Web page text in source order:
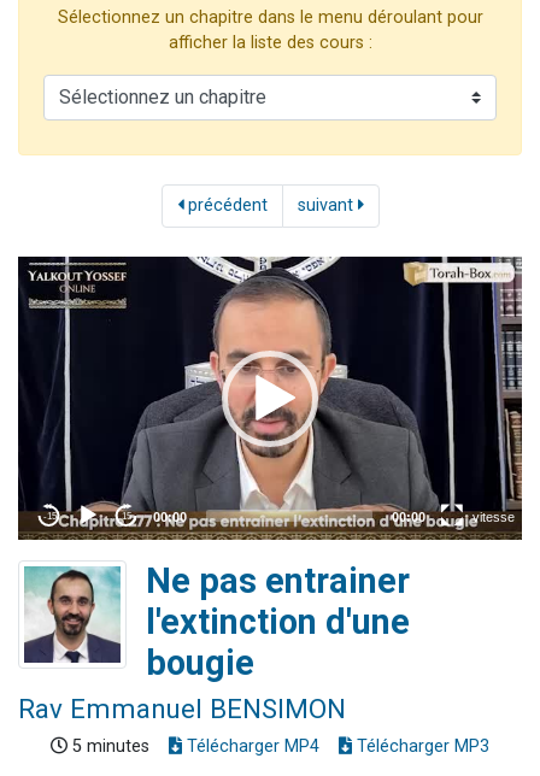
2 personnes viennent de nous rejoindre sur WhatsApp
Il reste 49 places pour étudier en groupe sur Zoom
Sélectionnez un chapitre dans le menu déroulant pour
afficher la liste des cours :
précédent suivant
Ne pas entrainer
l'extinction d'une
bougie
Rav Emmanuel BENSIMON
5 minutes Télécharger MP4 Télécharger MP3